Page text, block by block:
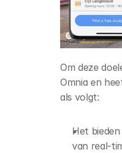
Om deze
Omnia en
als volgt:
Het
van real-